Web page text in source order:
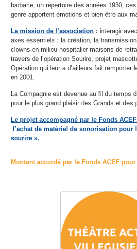
barbarie, un répertoire des années 1930,
genre apportent émotions et bien-être aux
La mission de l’association : interagir
axes essentiels : la création, la
clowns en milieu hospitalier maisons de
travers de l’opération Sourire, projet
Opération qui leur a d’ailleurs fait remporter
en 2001.
La Compagnie est devenue au fil du temps
pour le plus grand plaisir des Grands et des
Le projet accompagné par le Fonds
l’achat de matériel de sonorisation pour
sourire ».
Montant accordé par le Fonds ACEF